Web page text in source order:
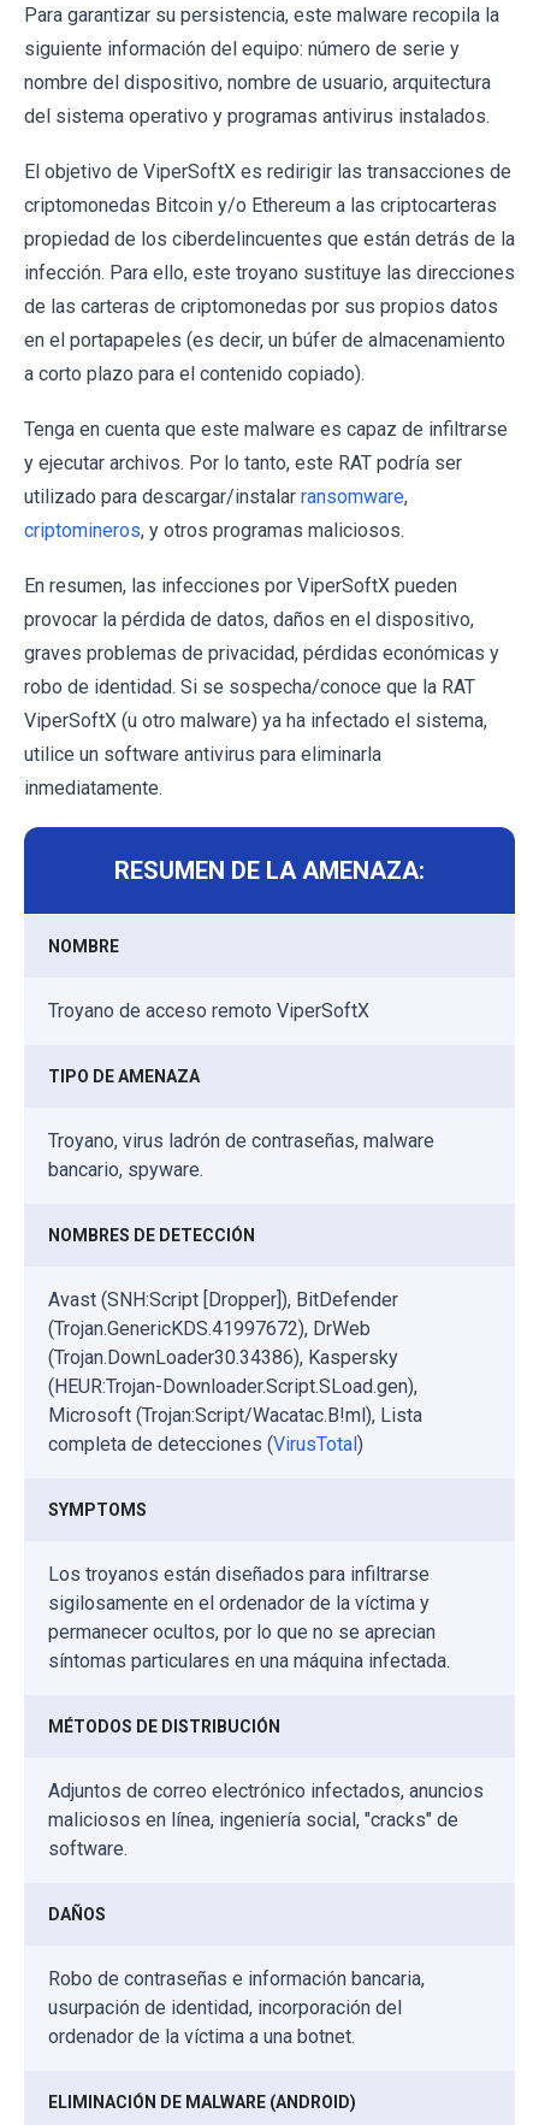
Para garantizar su persistencia, este malware recopila la
siguiente información del equipo: número de serie y
nombre del dispositivo, nombre de usuario, arquitectura
del sistema operativo y programas antivirus instalados.
El objetivo de ViperSoftX es redirigir las transacciones de
criptomonedas Bitcoin y/o Ethereum a las criptocarteras
propiedad de los ciberdelincuentes que están detrás de la
infección. Para ello, este troyano sustituye las direcciones
de las carteras de criptomonedas por sus propios datos
en el portapapeles (es decir, un búfer de almacenamiento
a corto plazo para el contenido copiado).
Tenga en cuenta que este malware es capaz de infiltrarse
y ejecutar archivos. Por lo tanto, este RAT podría ser
utilizado para descargar/instalar ransomware,
criptomineros, y otros programas maliciosos.
En resumen, las infecciones por ViperSoftX pueden
provocar la pérdida de datos, daños en el dispositivo,
graves problemas de privacidad, pérdidas económicas y
robo de identidad. Si se sospecha/conoce que la RAT
ViperSoftX (u otro malware) ya ha infectado el sistema,
utilice un software antivirus para eliminarla
inmediatamente.
RESUMEN DE LA AMENAZA:
NOMBRE
Troyano de acceso remoto ViperSoftX
TIPO DE AMENAZA
Troyano, virus ladrón de contraseñas, malware
bancario, spyware.
NOMBRES DE DETECCIÓN
Avast (SNH:Script [Dropper]), BitDefender
(Trojan.GenericKDS.41997672), DrWeb
(Trojan.DownLoader30.34386), Kaspersky
(HEUR:Trojan-Downloader.Script.SLoad.gen),
Microsoft (Trojan:Script/Wacatac.B!ml), Lista
completa de detecciones (VirusTotal )
SYMPTOMS
Los troyanos están diseñados para infiltrarse
sigilosamente en el ordenador de la víctima y
permanecer ocultos, por lo que no se aprecian
síntomas particulares en una máquina infectada.
MÉTODOS DE DISTRIBUCIÓN
Adjuntos de correo electrónico infectados, anuncios
maliciosos en línea, ingeniería social, "cracks" de
software.
DAÑOS
Robo de contraseñas e información bancaria,
usurpación de identidad, incorporación del
ordenador de la víctima a una botnet.
ELIMINACIÓN DE MALWARE (ANDROID)